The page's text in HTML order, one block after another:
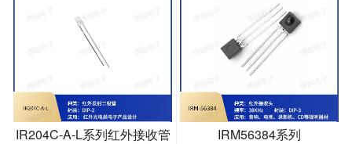
IR204C-A-L系列红外接收管 IRM56384系列